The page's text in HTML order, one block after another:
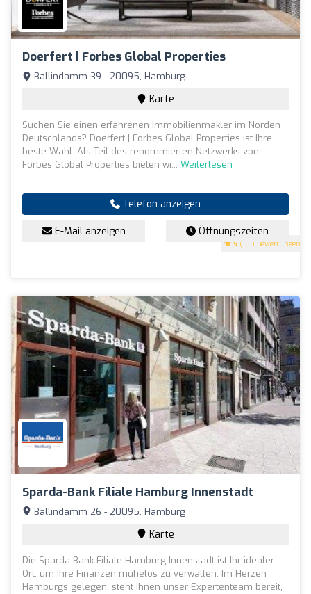
Doerfert | Forbes Global Properties
5 (168 Bewertungen)
Ballindamm 39 - 20095, Hamburg
Karte
Suchen Sie einen erfahrenen Immobilienmakler im Norden
Deutschlands? Doerfert | Forbes Global Properties ist Ihre
beste Wahl. Als Teil des renommierten Netzwerks von
Forbes Global Properties bieten wi... Weiterlesen
Telefon anzeigen
E-Mail anzeigen Öffnungszeiten
Sparda-Bank Filiale Hamburg Innenstadt
Ballindamm 26 - 20095, Hamburg
Karte
Die Sparda-Bank Filiale Hamburg Innenstadt ist Ihr idealer
Ort, um Ihre Finanzen mühelos zu verwalten. Im Herzen
Hamburgs gelegen, steht Ihnen unser Expertenteam bereit,